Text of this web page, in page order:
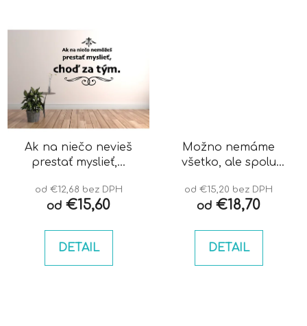
Ak na niečo nevieš
prestať myslieť,...
od €12,68 bez DPH
od €15,60
DETAIL
Možno nemáme
všetko, ale spolu
od €15,20 bez DPH
od €18,70
DETAIL